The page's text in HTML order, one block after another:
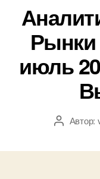
июль
АвторАвтор: